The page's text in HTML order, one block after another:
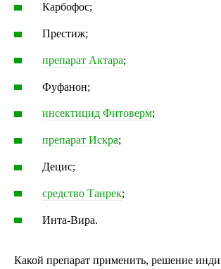
Карбофос;
Престиж;
препарат Актара;
Фуфанон;
инсектицид Фитоверм;
препарат Искра;
Децис;
средство Танрек;
Инта-Вира.
Какой препарат применить, решение